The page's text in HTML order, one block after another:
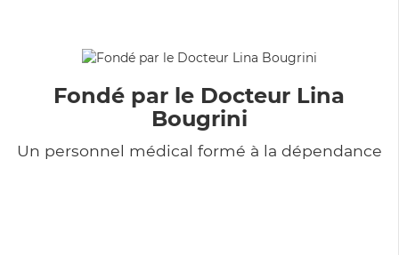
Fondé par le Docteur Lina
Bougrini
Un personnel médical formé à la dépendance